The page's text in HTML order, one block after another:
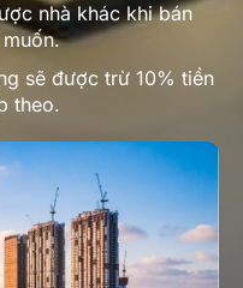
nhà khác khi bán
sẽ được trừ 10% tiền
theo.